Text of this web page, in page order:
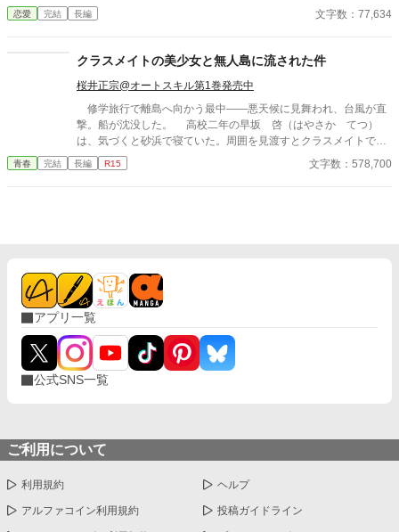
思えた。しかし、死が私を迎えたとき、不可能なことが起きた―
―私は同じ回廊で、祭壇の前で目を覚まし、あらゆる涙、嘘、そ
得た私は、ただ一つの使命を持つ――真実を突き止め、奪われた
ものを取り戻し、私を破滅させた者たちにその代償を払わせる。
もはや、何も以前のままではない。何も許されない。
恋愛 完結 長編 文字数：77,634
クラスメイトの美少女と無人島に流された件
桜井正宗@オートスキル第1巻発売中
修学旅行で離島へ向かう最中――悪天候に見舞われ、台風が直
撃。船が沈没した。 高校二年の早坂 啓（はやさか てつ）
は、気づくと砂浜で寝ていた。周囲を見渡すとクラスメイトで美
少女の天音 愛（あまね まな）が隣に倒れていた。 どうや
ら、漂流して流されていたようだった。 帰ろうにも島は『無人
青春 完結 長編 R15 文字数：578,700
アプリ一覧
公式SNS一覧
ご利用について
利用規約 ヘルプ
アルファコイン利用規約 投稿ガイドライン